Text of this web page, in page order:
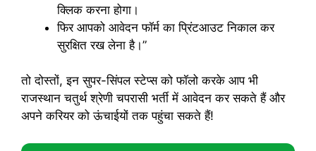
क्लिक करना होगा।
फिर आपको आवेदन फॉर्म का प्रिंटआउट निकाल कर
सुरक्षित रख लेना है।”
तो दोस्तों, इन सुपर-सिंपल स्टेप्स को फॉलो करके आप भी
राजस्थान चतुर्थ श्रेणी चपरासी भर्ती में आवेदन कर सकते हैं और
अपने करियर को ऊंचाईयों तक पहुंचा सकते हैं!